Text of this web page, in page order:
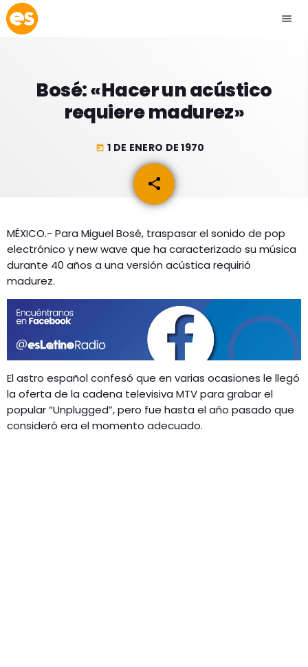
menu
play_arrow EMISIÓN LA PAZ
ESLATINO NEWS
ACTUALIDAD
ESPECTÁCULOS
GEEKERS
ENTRETENIMIENTO
LOS + TOP
PROGRAMACIÓN
INICIO
RADIO SPLENDID
CONTACTO
Bosé: «Hacer un acústico
requiere madurez»
today 1 DE ENERO DE 1970
share
email
MÉXICO.- Para Miguel Bosé, traspasar el sonido de pop
electrónico y new wave que ha caracterizado su música
durante 40 años a una versión acústica requirió
madurez.
El astro español confesó que en varias ocasiones le llegó
la oferta de la cadena televisiva MTV para grabar el
popular “Unplugged”, pero fue hasta el año pasado que
consideró era el momento adecuado.